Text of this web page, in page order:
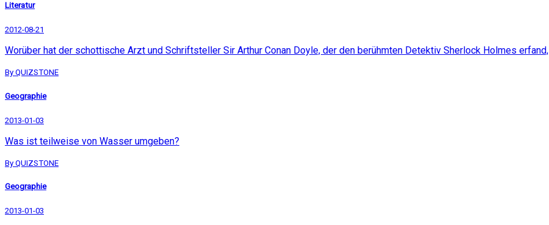
Literatur
2012-08-21
Worüber hat der schottische Arzt und Schriftsteller Sir Arthur Conan Doyle, der den berühmten Detektiv Sherlock Holmes
By QUIZSTONE
Geographie
2013-01-03
Was ist teilweise von Wasser umgeben?
By QUIZSTONE
Geographie
2013-01-03